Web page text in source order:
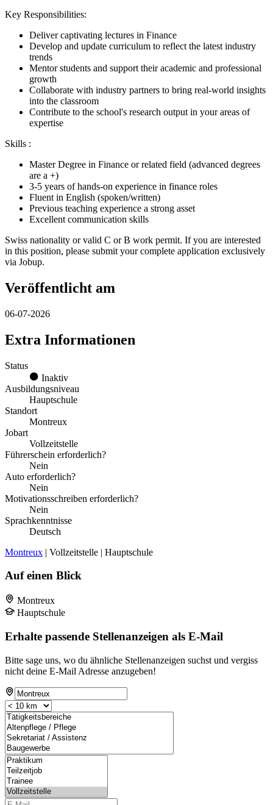
Key Responsibilities:
Deliver captivating lectures in Finance
Develop and update curriculum to reflect the latest industry
trends
Mentor students and support their academic and professional
growth
Collaborate with industry partners to bring real-world insights
into the classroom
Contribute to the school's research output in your areas of
expertise
Skills :
Master Degree in Finance or related field (advanced degrees
are a +)
3-5 years of hands-on experience in finance roles
Fluent in English (spoken/written)
Previous teaching experience a strong asset
Excellent communication skills
Swiss nationality or valid C or B work permit. If you are interested
in this position, please submit your complete application exclusively
via Jobup.
Veröffentlicht am
06-07-2026
Extra Informationen
Status
Inaktiv
Ausbildungsniveau
Hauptschule
Standort
Montreux
Jobart
Vollzeitstelle
Führerschein erforderlich?
Nein
Auto erforderlich?
Nein
Motivationsschreiben erforderlich?
Nein
Sprachkenntnisse
Deutsch
Montreux | Vollzeitstelle | Hauptschule
Auf einen Blick
Montreux
Hauptschule
Erhalte passende Stellenanzeigen als E-Mail
Bitte sage uns, wo du ähnliche Stellenanzeigen suchst und vergiss
nicht deine E-Mail Adresse anzugeben!